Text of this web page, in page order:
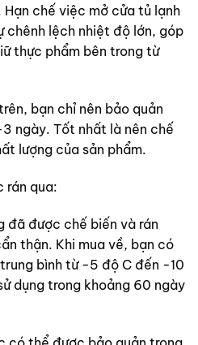
chế việc mở cửa tủ lạnh
chênh lệch nhiệt độ lớn, góp
thực phẩm bên trong từ
bạn chỉ nên bảo quản
ngày. Tốt nhất là nên chế
lượng của sản phẩm.
rán qua:
đã được chế biến và rán
thận. Khi mua về, bạn có
bình từ -5 độ C đến -10
dụng trong khoảng 60 ngày